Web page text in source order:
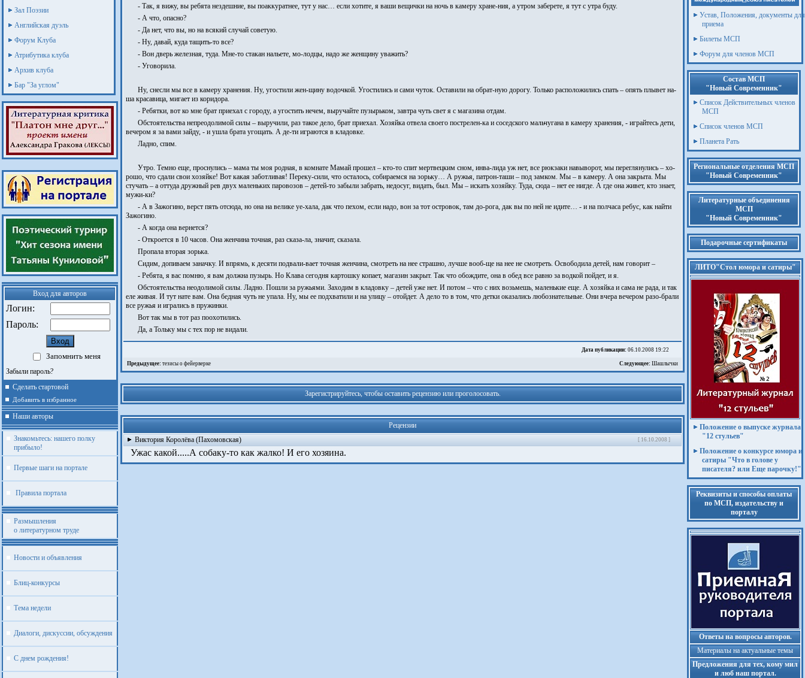
Зал Поэзии
Английская дуэль
Форум Клуба
Атрибутика клуба
Архив клуба
Бар "За углом"
Вход для авторов
Логин:
Пароль:
Запомнить меня
Забыли пароль?
Сделать стартовой
Добавить в избранное
Наши авторы
Знакомьтесь: нашего полку
прибыло!
Первые шаги на портале
Правила портала
Размышления
о литературном труде
Новости и объявления
Блиц-конкурсы
Тема недели
Диалоги, дискуссии, обсуждения
С днем рождения!
- Так, я вижу, вы ребята нездешние, вы поаккуратнее, тут у нас… если хотите, я ваши вещички на ночь в камеру хране-ния, а утром заберете, я тут с утра буду.
- А что, опасно?
- Да нет, что вы, но на всякий случай советую.
- Ну, давай, куда тащить-то все?
- Вон дверь железная, туда. Мне-то стакан нальете, мо-лодцы, надо же женщину уважить?
- Уговорила.
Ну, снесли мы все в камеру хранения. Ну, угостили жен-щину водочкой. Угостились и сами чуток. Оставили на обрат-ную дорогу. Только расположились спать – опять плывет на-
ша красавица, мигает из коридора.
- Ребятки, вот ко мне брат приехал с городу, а угостить нечем, выручайте пузырьком, завтра чуть свет я с магазина отдам.
Обстоятельства непреодолимой силы – выручили, раз такое дело, брат приехал. Хозяйка отвела своего пострелен-ка и соседского мальчугана в камеру хранения, - играйтесь дети,
вечером я за вами зайду, - и ушла брата угощать. А де-ти играются в кладовке.
Ладно, спим.
Утро. Темно еще, проснулись – мама ты моя родная, в комнате Мамай прошел – кто-то спит мертвецким сном, инва-лида уж нет, все рюкзаки навыворот, мы переглянулись – хо-
рошо, что сдали свои хозяйке! Вот какая заботливая! Переку-сили, что осталось, собираемся на зорьку… А ружья, патрон-таши – под замком. Мы – в камеру. А она закрыта. Мы
стучать – а оттуда дружный рев двух маленьких паровозов – детей-то забыли забрать, недосуг, видать, был. Мы – искать хозяйку. Туда, сюда – нет ее нигде. А где она живет, кто знает,
мужи-ки?
- А в Зажогино, верст пять отсюда, но она на велике уе-хала, дак что пехом, если надо, вон за тот островок, там до-рога, дак вы по ней не идите… - и на полчаса ребус, как найти
Зажогино.
- А когда она вернется?
- Откроется в 10 часов. Она женчина точная, раз сказа-ла, значит, сказала.
Пропала вторая зорька.
Сидим, допиваем заначку. И впрямь, к десяти подвали-вает точная женчина, смотреть на нее страшно, лучше вооб-ще на нее не смотреть. Освободила детей, нам говорит –
- Ребята, я вас помню, я вам должна пузырь. Но Клава сегодня картошку копает, магазин закрыт. Так что обождите, она в обед все равно за водкой пойдет, и я.
Обстоятельства неодолимой силы. Ладно. Пошли за ружьями. Заходим в кладовку – детей уже нет. И потом – что с них возьмешь, маленькие еще. А хозяйка и сама не рада, и так
еле живая. И тут нате вам. Она бедная чуть не упала. Ну, мы ее подхватили и на улицу – отойдет. А дело то в том, что детки оказались любознательные. Они вчера вечером разо-брали
все ружья и игрались в пружинки.
Вот так мы в тот раз поохотились.
Да, а Тольку мы с тех пор не видали.
Дата публикации: 06.10.2008 19:22
Предыдущее: тезисы о фейерверке Следующее: Шашлычки
Зарегистрируйтесь, чтобы оставить рецензию или проголосовать.
Рецензии
Виктория Королёва (Пахомовская)
[ 16.10.2008 ]
Ужас какой.....А собаку-то как жалко! И его хозяина.
Устав, Положения, документы для
приема
Билеты МСП
Форум для членов МСП
Состав МСП
"Новый Современник"
Список Действительных членов
МСП
Список членов МСП
Планета Рать
Региональные отделения МСП
"Новый Современник"
Литературные объединения
МСП
"Новый Современник"
Подарочные сертификаты
ЛИТО"Стол юмора и сатиры"
Положение о выпуске журнала
"12 стульев"
Положение о конкурсе юмора и
сатиры "Что в голове у
писателя? или Еще парочку!"
Реквизиты и способы оплаты
по МСП, издательству и
порталу
Ответы на вопросы авторов.
Материалы на актуальные темы
Предложения для тех, кому мил
и люб наш портал.